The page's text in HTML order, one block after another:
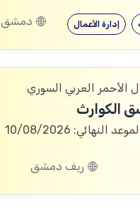
إدارة الأعمال دمشق
الأحمر العربي السوري
الكوارث
النهائي: 10/08/2026
ريف دمشق